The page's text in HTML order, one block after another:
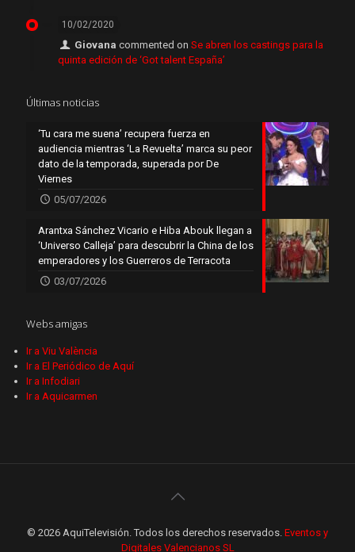
10/02/2020
Giovana commented onSe abren los castings para la
quinta edición de ‘Got talent España’
Últimas noticias
‘Tu cara me suena’ recupera fuerza en
audiencia mientras ‘La Revuelta’ marca su peor
dato de la temporada, superada por De
Viernes
05/07/2026
Arantxa Sánchez Vicario e Hiba Abouk llegan a
‘Universo Calleja’ para descubrir la China de los
emperadores y los Guerreros de Terracota
03/07/2026
Webs amigas
Ir a Viu València
Ir a El Periódico de Aquí
Ir a Infodiari
Ir a Aquicarmen
© 2026 AquiTelevisión. Todos los derechos reservados. Eventos y
Digitales Valencianos SL